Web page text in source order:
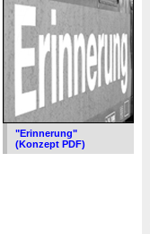
"Erinnerung"
(Konzept PDF)